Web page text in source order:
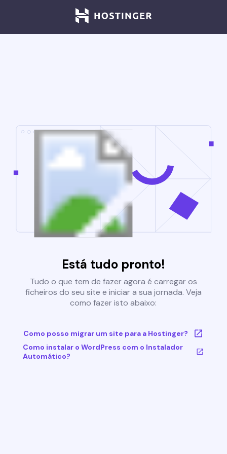
Está tudo pronto!
Tudo o que tem de fazer agora é carregar os
ficheiros do seu site e iniciar a sua jornada. Veja
como fazer isto abaixo:
Como posso migrar um site para a Hostinger?
Como instalar o WordPress com o Instalador
Automático?